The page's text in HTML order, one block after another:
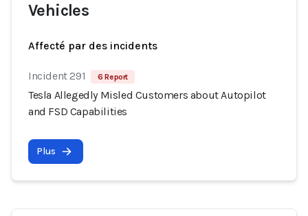
Vehicles
Affecté par des incidents
Incident 291 6 Report
Tesla Allegedly Misled Customers about Autopilot
and FSD Capabilities
Plus